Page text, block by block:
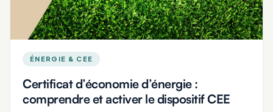
ÉNERGIE & CEE
Certificat d’économie d’énergie :
comprendre et activer le dispositif CEE